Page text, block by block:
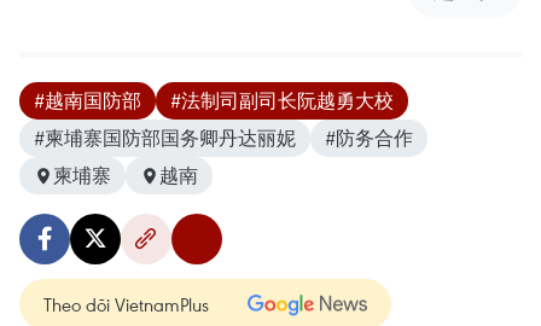
#越南国防部
#法制司副司长阮越勇大校
#柬埔寨国防部国务卿丹达丽妮
#防务合作
柬埔寨
越南
Theo dõi VietnamPlus